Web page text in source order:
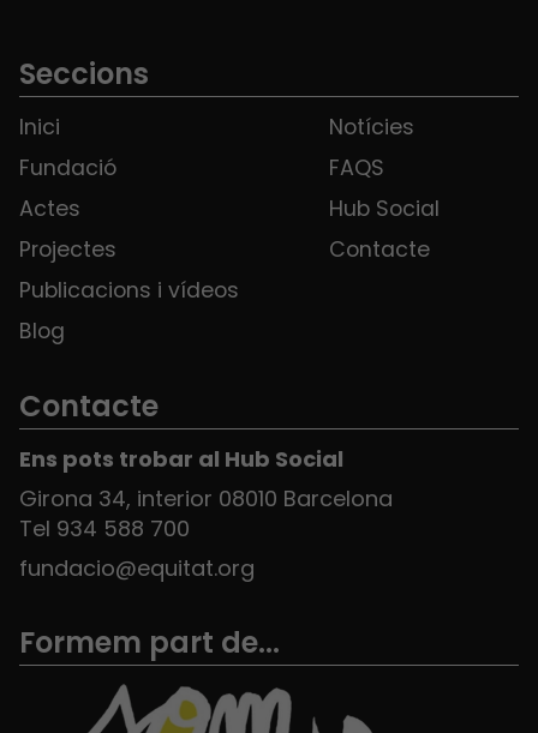
Seccions
Inici
Fundació
Actes
Projectes
Publicacions i vídeos
Blog
Notícies
FAQS
Hub Social
Contacte
Contacte
Ens pots trobar al Hub Social
Girona 34, interior 08010 Barcelona
Tel 934 588 700
fundacio@equitat.org
Formem part de...